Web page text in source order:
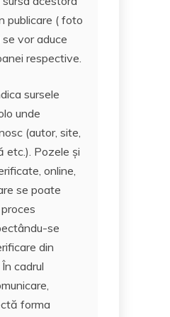
publicare ( foto
vor aduce
respective.
sursele
unde
(autor, site,
etc.). Pozele și
online,
se poate
se
din
cadrul
forma